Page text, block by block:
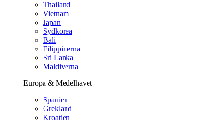
Thailand
Vietnam
Japan
Sydkorea
Bali
Filippinerna
Sri Lanka
Maldiverna
Europa & Medelhavet
Spanien
Grekland
Kroatien